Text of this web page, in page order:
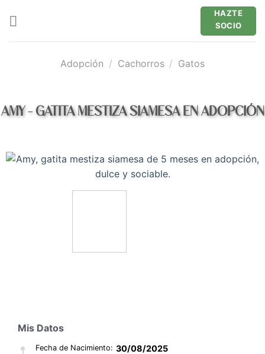
HAZTE
SOCIO
Adopción / Cachorros / Gatos
AMY – GATITA MESTIZA SIAMESA EN ADOPCIÓN
Mis Datos
Fecha de Nacimiento: 30/08/2025